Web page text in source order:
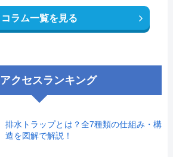
コラム一覧を見る
アクセスランキング
排水トラップとは？全7種類の仕組み・構
造を図解で解説！